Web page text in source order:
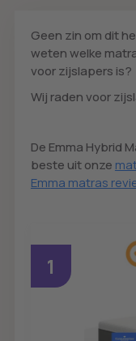
Geen zin om dit
weten welke
voor zijslapers is?
Wij raden voor
De Emma Hybrid
beste uit onze
Emma matras
1